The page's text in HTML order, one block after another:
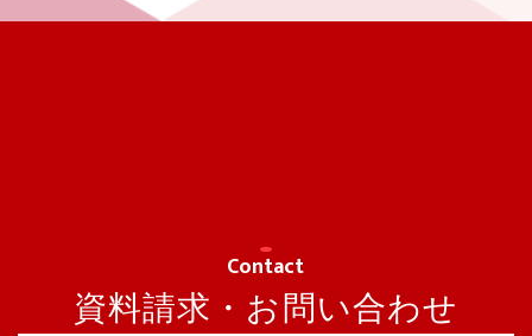
Contact
資料請求・お問い合わせ